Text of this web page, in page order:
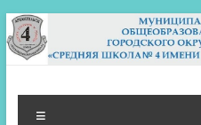
Перейти
к
содержимому
МБОУ СШ 4
Архангельск